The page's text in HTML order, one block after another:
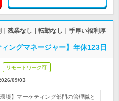
残業なし｜転勤なし｜手厚い福利厚
ングマネージャー】年休123日
リモートワーク可
09/03
境】マーケティング部門の管理職と